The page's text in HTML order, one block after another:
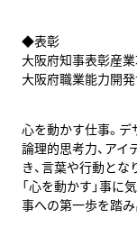
◆表彰
大阪府知事表彰産
大阪府職業能力開
心を動かす仕事。
論理的思考力、アイ
き、言葉や行動とな
「心を動かす」事に
事への第一歩を踏み